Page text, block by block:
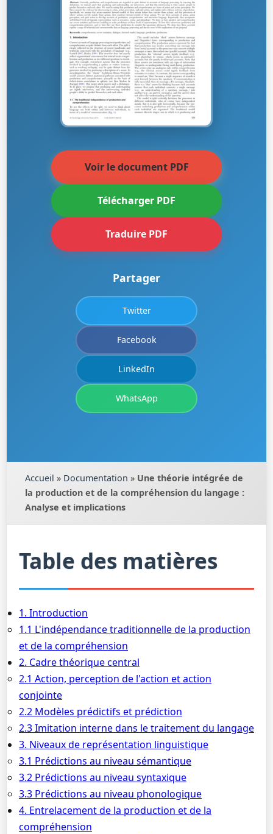
Voir le document PDF
Télécharger PDF
Traduire PDF
Partager
Twitter
Facebook
LinkedIn
WhatsApp
Accueil » Documentation » Une théorie intégrée de
la production et de la compréhension du langage :
Analyse et implications
Table des matières
1. Introduction
1.1 L'indépendance traditionnelle de la production
et de la compréhension
2. Cadre théorique central
2.1 Action, perception de l'action et action
conjointe
2.2 Modèles prédictifs et prédiction
2.3 Imitation interne dans le traitement du langage
3. Niveaux de représentation linguistique
3.1 Prédictions au niveau sémantique
3.2 Prédictions au niveau syntaxique
3.3 Prédictions au niveau phonologique
4. Entrelacement de la production et de la
compréhension